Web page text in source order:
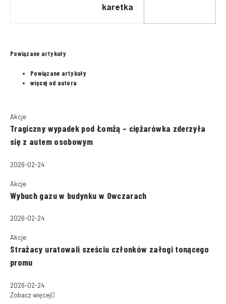
karetka
Powiązane artykuły
Powiązane artykuły
więcej od autora
Akcje
Tragiczny wypadek pod Łomżą – ciężarówka zderzyła
się z autem osobowym
2026-02-24
Akcje
Wybuch gazu w budynku w Owczarach
2026-02-24
Akcje
Strażacy uratowali sześciu członków załogi tonącego
promu
2026-02-24
Zobacz więcej